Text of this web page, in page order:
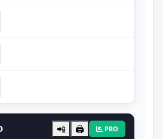
📲 🖨️ PRO